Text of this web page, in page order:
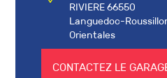
RIVIERE 66550
Languedoc-
Orientales
CONTACTEZ LE